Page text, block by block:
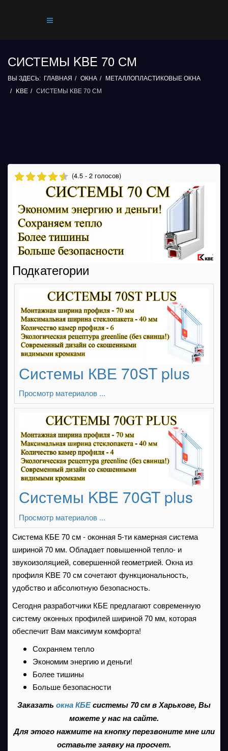
СИСТЕМЫ KBE 70 СМ
ВЫ ЗДЕСЬ: ГЛАВНАЯ ОКНА
МЕТАЛЛОПЛАСТИКОВЫЕ ОКНА
KBE
СИСТЕМЫ KBE 70 СМ
(4.5 - 2 голосов)
Подкатегории
Системы КВЕ 70ST plus
Просмотр материалов ...
Системы KBE 70GT plus
Просмотр материалов ...
Система КБЕ 70 см - оконная 5-ти камерная система
шириной 70 мм. Обладает повышенной тепло- и
звукоизоляцией, совершенной геометрией. Окна из
профиля KBE 70 см сочетают функциональность,
удобство и абсолютную безопасность.
Сегодня разработчики КБЕ предлагают современную
систему оконных профилей шириной 70 мм, которая
обеспечит Вам максимум комфорта!
Сохраняем тепло
Экономим энергию и деньги!
Более тишины
Больше безопасности
Заказать окна КБЕсистемы 70 см в Харькове, Вы
можете у нас на сайте.
Для этого нажмите на кнопку перезвоните мне или
оставьте заявку на просчет.